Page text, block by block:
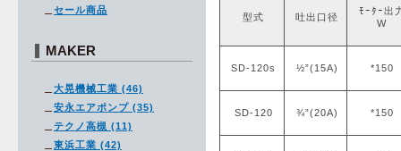
型式 吐出口径
ﾓｰﾀｰ出
W
SD-120s ½”(15A) *150
SD-120 ¾”(20A) *150
セール商品
MAKER
大晃機械工業 (46)
安永エアポンプ (35)
テクノ高槻 (11)
東浜工業 (42)